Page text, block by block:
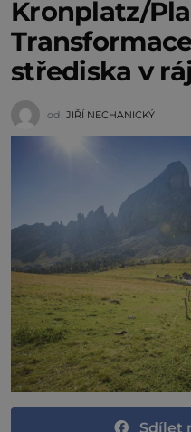
Kronplatz/
střediska v
od JIŘÍ NECHANICKÝ
Sdílet